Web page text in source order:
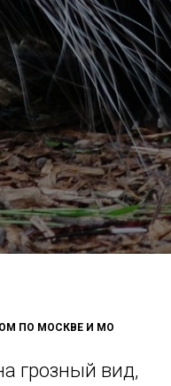
ПО МОСКВЕ И МО
грозный вид,